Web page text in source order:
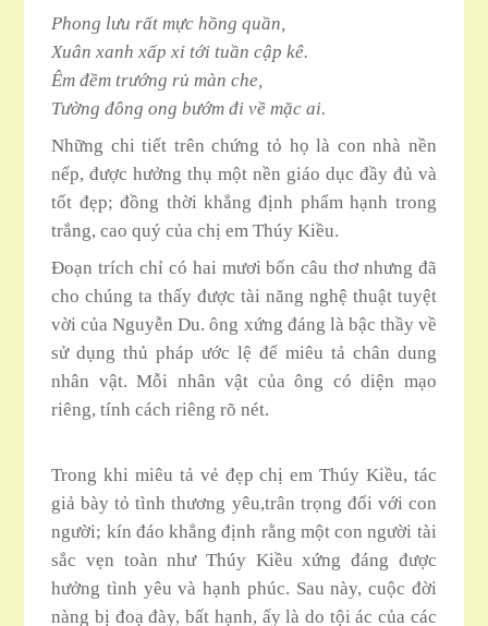
Phong lưu rất mực hồng quần,
Xuân xanh xấp xỉ tới tuần cập kê.
Êm đềm trướng rủ màn che,
Tường đông ong bướm đi về mặc ai.
Những chi tiết trên chứng tỏ họ là con nhà nền
nếp, được hưởng thụ một nền giáo dục đầy đủ và
tốt đẹp; đồng thời khẳng định phẩm hạnh trong
trắng, cao quý của chị em Thúy Kiều.
Đoạn trích chỉ có hai mươi bốn câu thơ nhưng đã
cho chúng ta thấy được tài năng nghệ thuật tuyệt
vời của Nguyễn Du. ông xứng đáng là bậc thầy về
sử dụng thủ pháp ước lệ để miêu tả chân dung
nhân vật. Mỗi nhân vật của ông có diện mạo
riêng, tính cách riêng rõ nét.
Trong khi miêu tả vẻ đẹp chị em Thúy Kiều, tác
giả bày tỏ tình thương yêu,trân trọng đối với con
người; kín đáo khẳng định rằng một con người tài
sắc vẹn toàn như Thúy Kiều xứng đáng được
hưởng tình yêu và hạnh phúc. Sau này, cuộc đời
nàng bị đoạ đày, bất hạnh, ấy là do tội ác của các